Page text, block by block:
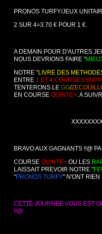
PRONOS TURFY/JEUX
2 SUR 4=3.70 € POUR 1 €.
A DEMAIN POUR D'AUTRES
NOUS DEVRIONS FAIRE "
NOTRE "LIVRE DES
ENTRE 1 ET 4 COURSES
TENTERONS LE GG/
EN COURSE QUINTE+. A
BRAVO AUX GAGNANTS !!@
COURSE QUINTE+ OU LES
LAISSAIT PREVOIR NOTRE "
"PRONOS TURFY" N'ONT RIEN
CETTE JOURNEE VOUS EST
!!@